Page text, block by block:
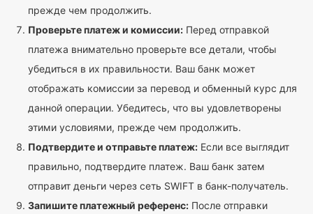
прежде чем продолжить.
Проверьте платеж и комиссии: Перед отправкой
платежа внимательно проверьте все детали, чтобы
убедиться в их правильности. Ваш банк может
отображать комиссии за перевод и обменный курс для
данной операции. Убедитесь, что вы удовлетворены
этими условиями, прежде чем продолжить.
Подтвердите и отправьте платеж: Если все выглядит
правильно, подтвердите платеж. Ваш банк затем
отправит деньги через сеть SWIFT в банк-получатель.
Запишите платежный референс: После отправки